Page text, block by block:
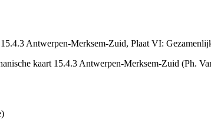
Antwerpen-Merksem-Zuid, Plaat VI:
kaart 15.4.3 Antwerpen-Merksem-Zuid (Ph.